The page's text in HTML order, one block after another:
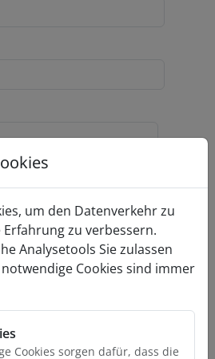
"Anfrage senden" stimmen
um den Datenverkehr zu
zu verbessern.
Analysetools Sie zulassen
Cookies sind immer
Cookies sorgen dafür, dass die